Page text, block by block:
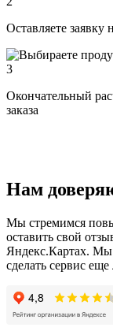
Оставляете заявку
3
Окончательный
заказа
Нам
Мы стремимся
оставить свой
Яндекс.Картах. Мы
сделать сервис